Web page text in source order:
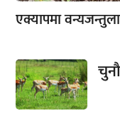
एक्यापमा